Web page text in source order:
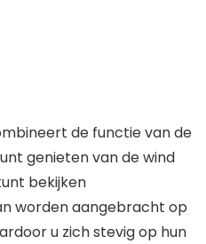
de functie van de
genieten van de wind
bekijken
worden aangebracht op
u zich stevig op hun